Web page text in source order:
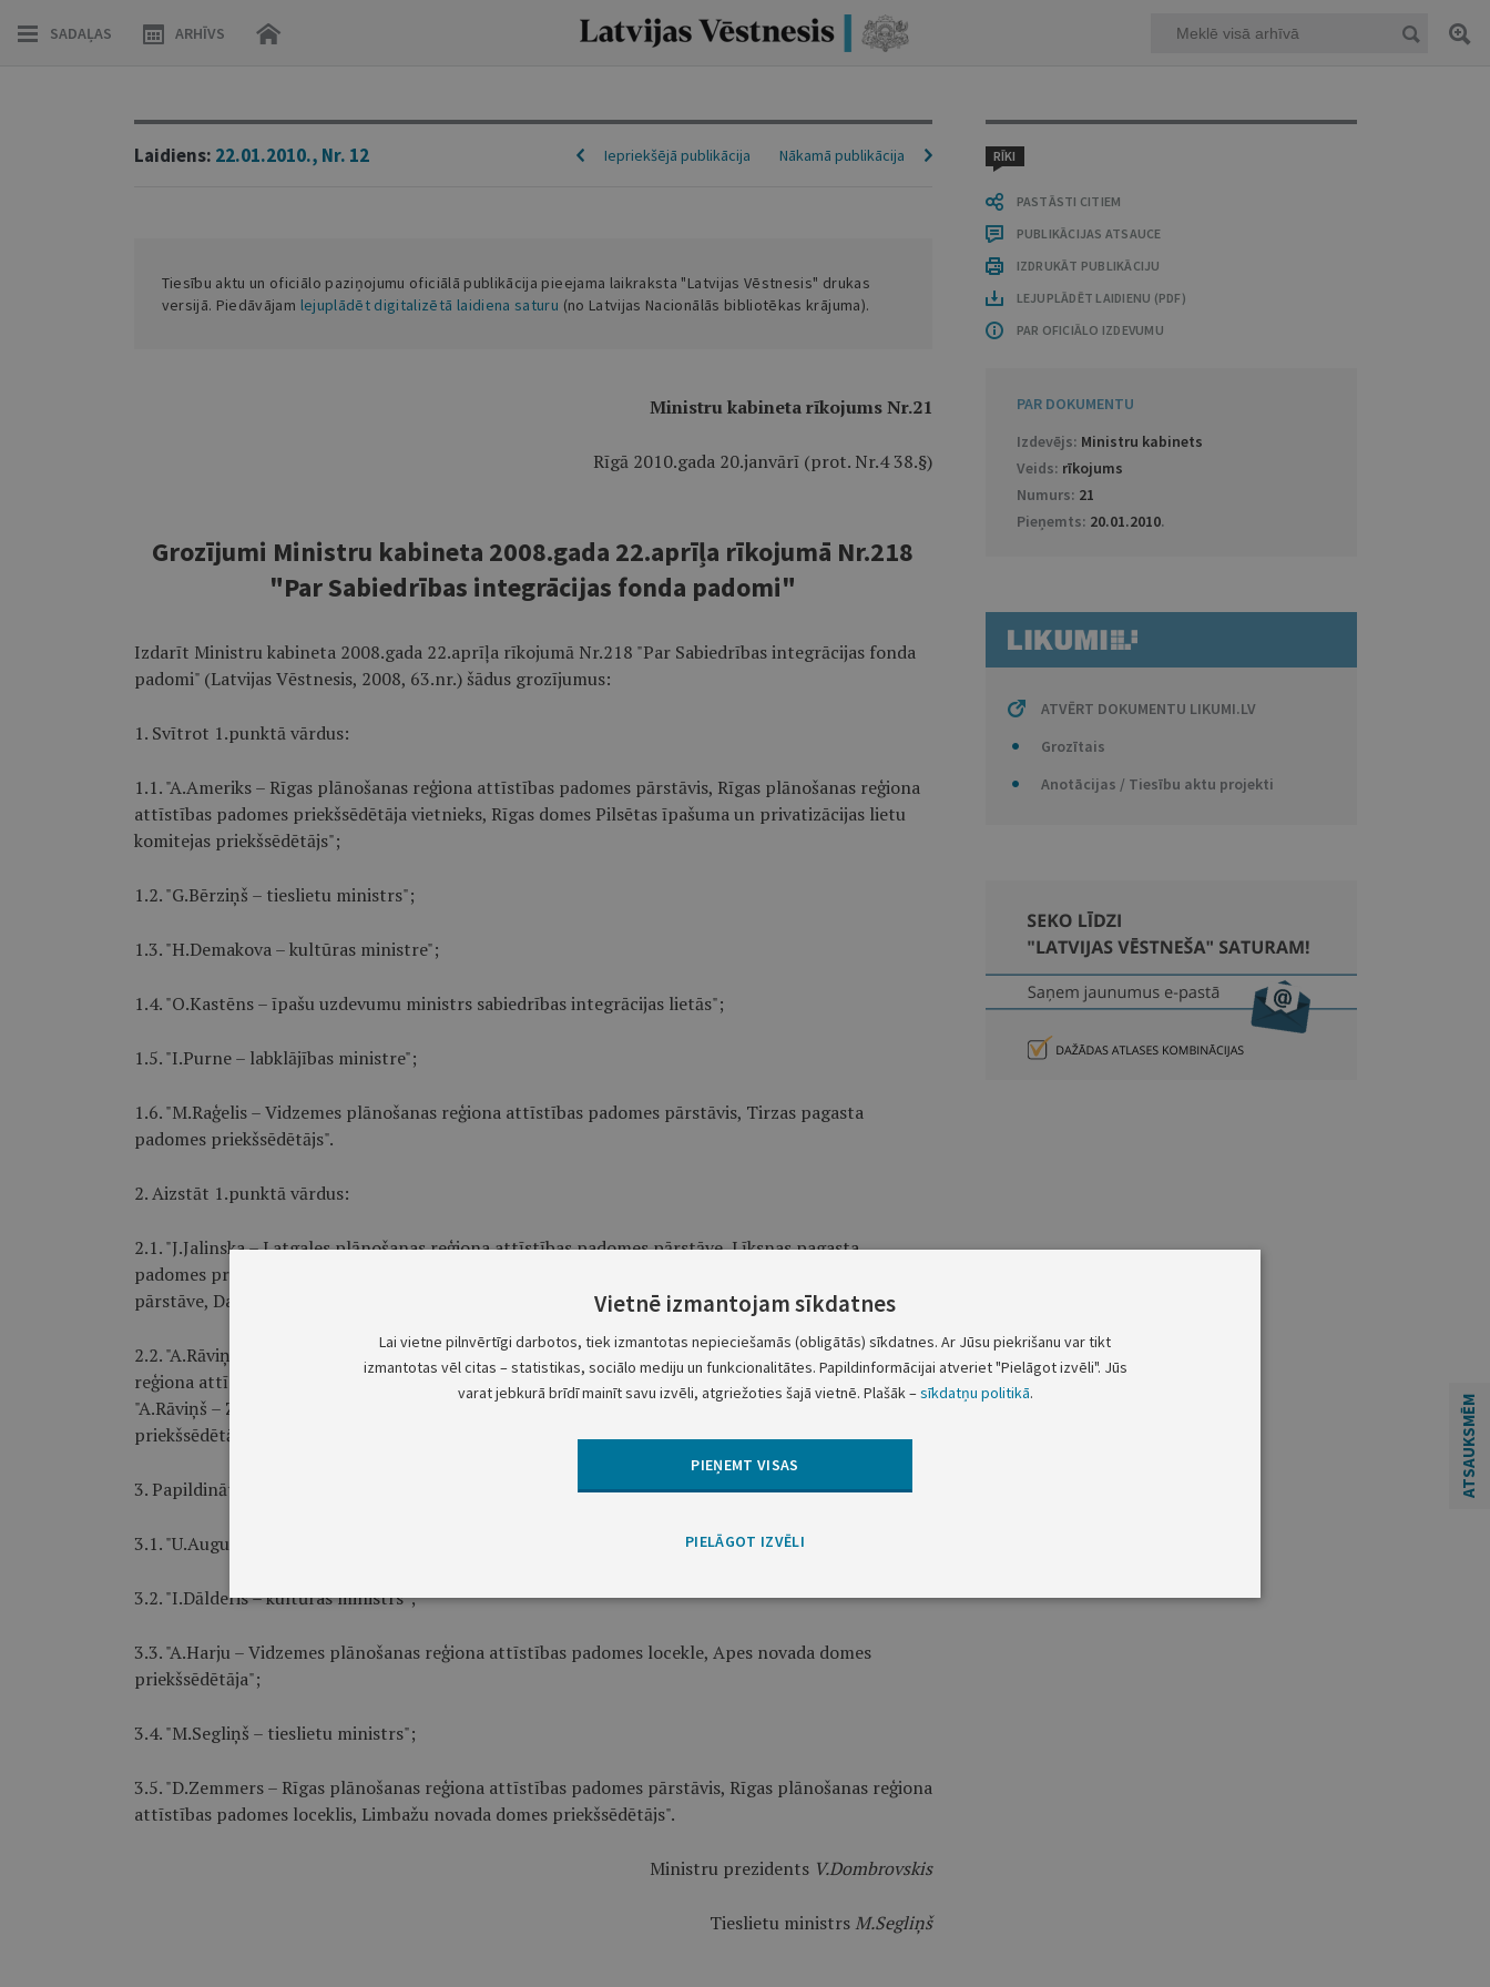
SADAĻAS ARHĪVS
RĪKI
PASTĀSTI CITIEM
PUBLIKĀCIJAS ATSAUCE
IZDRUKĀT PUBLIKĀCIJU
LEJUPLĀDĒT LAIDIENU (PDF)
PAR OFICIĀLO IZDEVUMU
PAR DOKUMENTU
Izdevējs: Ministru kabinets
Veids: rīkojums
Numurs: 21
Pieņemts: 20.01.2010.
ATVĒRT DOKUMENTU LIKUMI.LV
Grozītais
Anotācijas / Tiesību aktu projekti
Laidiens: 22.01.2010., Nr. 12 Nākamā publikācija
Iepriekšējā publikācija
Tiesību aktu un oficiālo paziņojumu oficiālā publikācija pieejama laikraksta "Latvijas Vēstnesis" drukas
versijā. Piedāvājam lejuplādēt digitalizētā laidiena saturu (no Latvijas Nacionālās bibliotēkas krājuma).
Ministru kabineta rīkojums Nr.21
Rīgā 2010.gada 20.janvārī (prot. Nr.4 38.§)
Grozījumi Ministru kabineta 2008.gada 22.aprīļa rīkojumā Nr.218
"Par Sabiedrības integrācijas fonda padomi"
Izdarīt Ministru kabineta 2008.gada 22.aprīļa rīkojumā Nr.218 "Par Sabiedrības integrācijas fonda
padomi" (Latvijas Vēstnesis, 2008, 63.nr.) šādus grozījumus:
1. Svītrot 1.punktā vārdus:
1.1. "A.Ameriks – Rīgas plānošanas reģiona attīstības padomes pārstāvis, Rīgas plānošanas reģiona
attīstības padomes priekšsēdētāja vietnieks, Rīgas domes Pilsētas īpašuma un privatizācijas lietu
komitejas priekšsēdētājs";
1.2. "G.Bērziņš – tieslietu ministrs";
1.3. "H.Demakova – kultūras ministre";
1.4. "O.Kastēns – īpašu uzdevumu ministrs sabiedrības integrācijas lietās";
1.5. "I.Purne – labklājības ministre";
1.6. "M.Raģelis – Vidzemes plānošanas reģiona attīstības padomes pārstāvis, Tirzas pagasta
padomes priekšsēdētājs".
2. Aizstāt 1.punktā vārdus:
2.1. "J.Jalinska – Latgales plānošanas reģiona attīstības padomes pārstāve, Līksnas pagasta
padomes priekšsēdētāja" ar vārdiem "J.Jalinska – Latgales plānošanas reģiona attīstības padomes
pārstāve, Daugavpils novada domes priekšsēdētāja";
2.2. "A.Rāviņš – Zemgales plānošanas reģiona attīstības padomes pārstāvis, Zemgales plānošanas
reģiona attīstības padomes priekšsēdētājs, Jelgavas pilsētas domes priekšsēdētājs" ar vārdiem
"A.Rāviņš – Zemgales plānošanas reģiona attīstības padomes pārstāvis, Jelgavas pilsētas domes
priekšsēdētājs".
3. Papildināt 1.punktu ar šādiem vārdiem (alfabēta secībā):
3.1. "U.Augulis – labklājības ministrs";
3.2. "I.Dālderis – kultūras ministrs";
3.3. "A.Harju – Vidzemes plānošanas reģiona attīstības padomes locekle, Apes novada domes
priekšsēdētāja";
3.4. "M.Segliņš – tieslietu ministrs";
3.5. "D.Zemmers – Rīgas plānošanas reģiona attīstības padomes pārstāvis, Rīgas plānošanas reģiona
attīstības padomes loceklis, Limbažu novada domes priekšsēdētājs".
Ministru prezidents V.Dombrovskis
Tieslietu ministrsM.Segliņš
ATSAUKSMĒM
Vietnē izmantojam sīkdatnes
Lai vietne pilnvērtīgi darbotos, tiek izmantotas nepieciešamās (obligātās) sīkdatnes. Ar Jūsu piekrišanu var tikt
izmantotas vēl citas – statistikas, sociālo mediju un funkcionalitātes. Papildinformācijai atveriet "Pielāgot izvēli". Jūs
varat jebkurā brīdī mainīt savu izvēli, atgriežoties šajā vietnē. Plašāk –sīkdatņu politikā.
PIEŅEMT VISAS
PIELĀGOT IZVĒLI